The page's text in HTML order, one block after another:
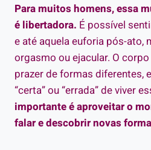
Para muitos homens, essa
é libertadora. É possível
e até aquela euforia pós-ato,
orgasmo ou ejacular. O
prazer de formas diferentes,
“certa” ou “errada” de viver
importante é aproveitar o
falar e descobrir novas